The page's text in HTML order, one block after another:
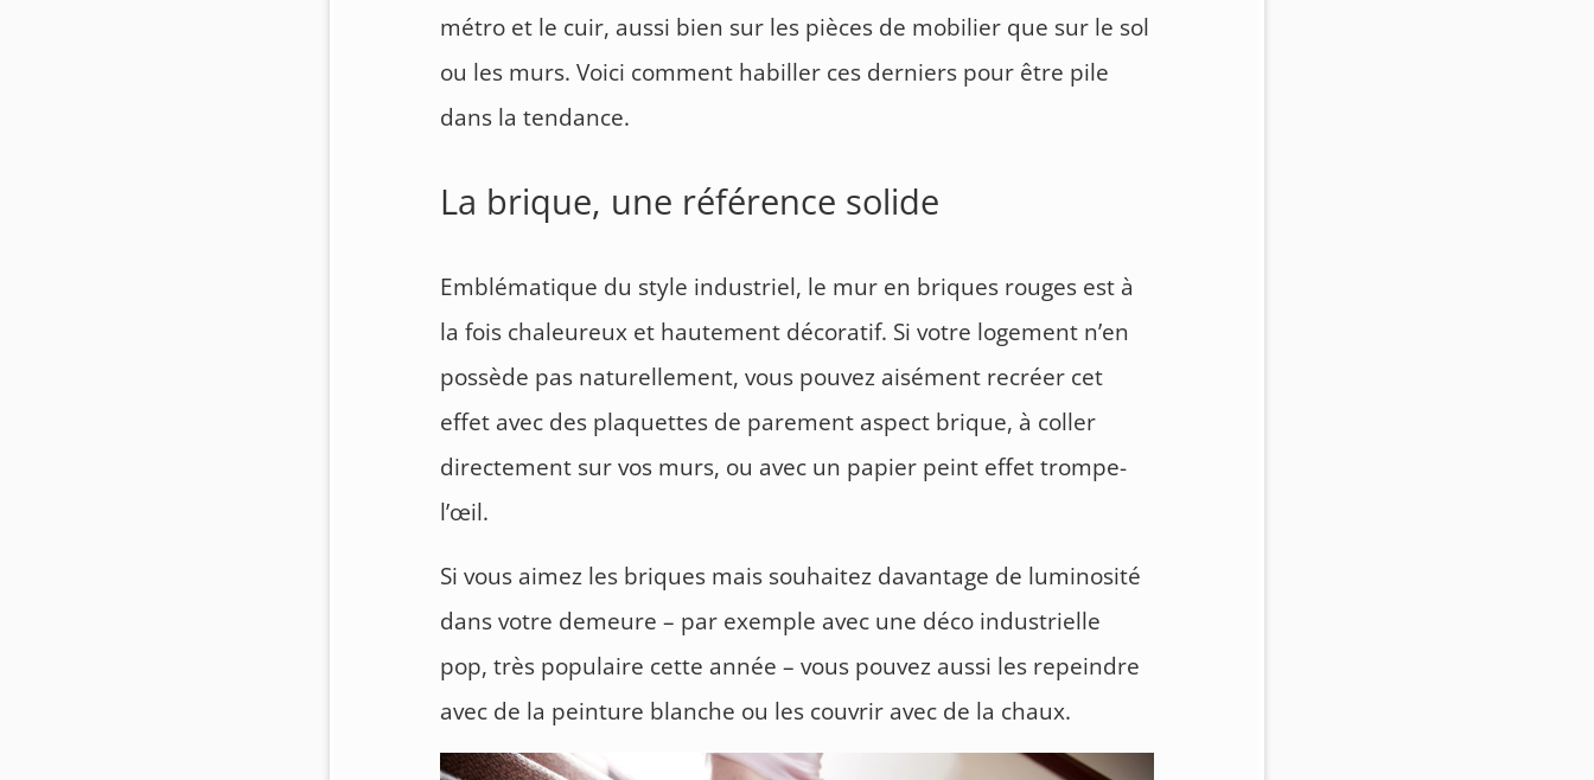
métro et le cuir, aussi bien sur les pièces de mobilier que sur le sol
ou les murs. Voici comment habiller ces derniers pour être pile
dans la tendance.
La brique, une référence solide
Emblématique du style industriel, le mur en briques rouges est à
la fois chaleureux et hautement décoratif. Si votre logement n’en
possède pas naturellement, vous pouvez aisément recréer cet
effet avec des plaquettes de parement aspect brique, à coller
directement sur vos murs, ou avec un papier peint effet trompe-
l’œil.
Si vous aimez les briques mais souhaitez davantage de luminosité
dans votre demeure – par exemple avec une déco industrielle
pop, très populaire cette année – vous pouvez aussi les repeindre
avec de la peinture blanche ou les couvrir avec de la chaux.